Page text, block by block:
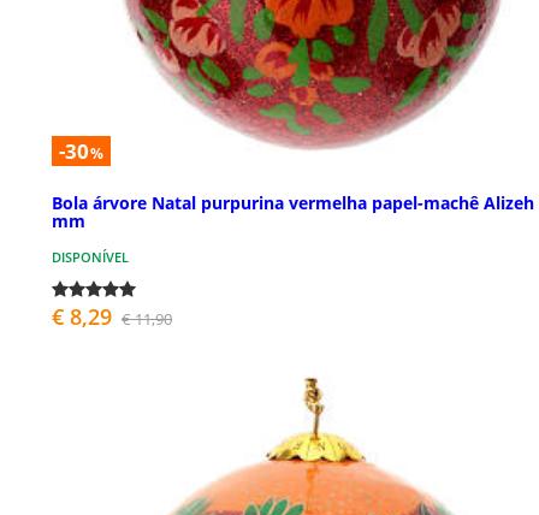
-30%
Bola árvore Natal purpurina vermelha papel-machê Alizeh
mm
DISPONÍVEL
€ 8,29 € 11,90